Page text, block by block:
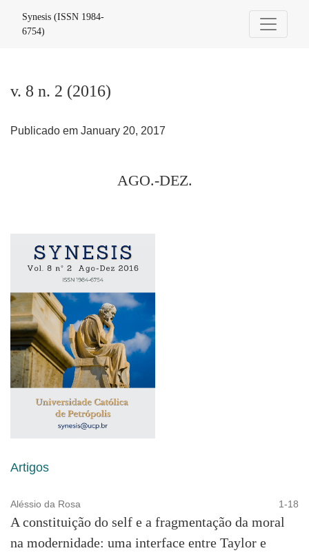
Synesis (ISSN 1984-
6754)
v. 8 n. 2 (2016)
Publicado em January 20, 2017
AGO.-DEZ.
Artigos
Aléssio da Rosa 1-18
A constituição do self e a fragmentação da moral
na modernidade: uma interface entre Taylor e